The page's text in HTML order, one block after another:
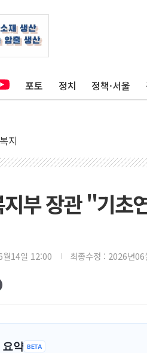
포토 정치 정책·서울
복지
부 장관 "기초
월14일 12:00 최종수정 : 2026년
요약 BETA